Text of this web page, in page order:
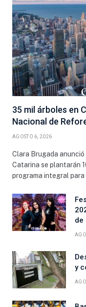
35 mil árboles en
Nacional de
AGOSTO 6, 2026
Clara Brugada anunció
Catarina se plantarán
programa integral
de
y